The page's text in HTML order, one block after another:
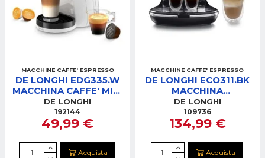
MACCHINE CAFFE' ESPRESSO
DE LONGHI EDG335.W
MACCHINA CAFFE' MINI
ME DOLCEGUSTO
BIANCA
DE LONGHI
192144
49,99 €
Acquista
MACCHINE CAFFE' ESPRESSO
DE LONGHI ECO311.BK
MACCHINA
CAFFE'ICONA NERA
DE LONGHI
109736
134,99 €
Acquista